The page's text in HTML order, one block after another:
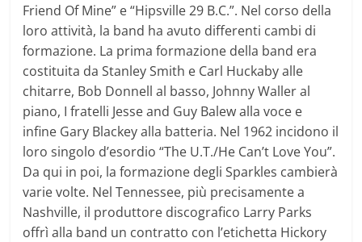
Friend Of Mine” e “Hipsville 29 B.C.”. Nel corso della
loro attività, la band ha avuto differenti cambi di
formazione. La prima formazione della band era
costituita da Stanley Smith e Carl Huckaby alle
chitarre, Bob Donnell al basso, Johnny Waller al
piano, I fratelli Jesse and Guy Balew alla voce e
infine Gary Blackey alla batteria. Nel 1962 incidono il
loro singolo d’esordio “The U.T./He Can’t Love You”.
Da qui in poi, la formazione degli Sparkles cambierà
varie volte. Nel Tennessee, più precisamente a
Nashville, il produttore discografico Larry Parks
offrì alla band un contratto con l’etichetta Hickory